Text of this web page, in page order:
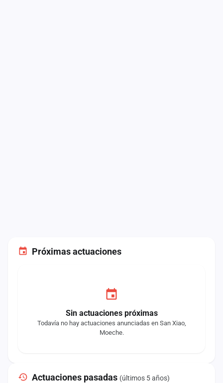
Próximas actuaciones
Sin actuaciones próximas
Todavía no hay actuaciones anunciadas en San Xiao,
Moeche.
Actuaciones pasadas (últimos 5 años)